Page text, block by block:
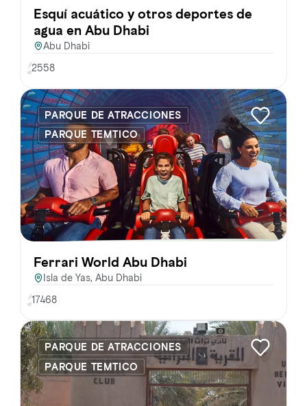
Esquí acuático y otros deportes de
agua en Abu Dhabi
Abu Dhabi
2558
PARQUE DE ATRACCIONES
PARQUE TEMTICO
Ferrari World Abu Dhabi
Isla de Yas, Abu Dhabi
17468
PARQUE DE ATRACCIONES
PARQUE TEMTICO